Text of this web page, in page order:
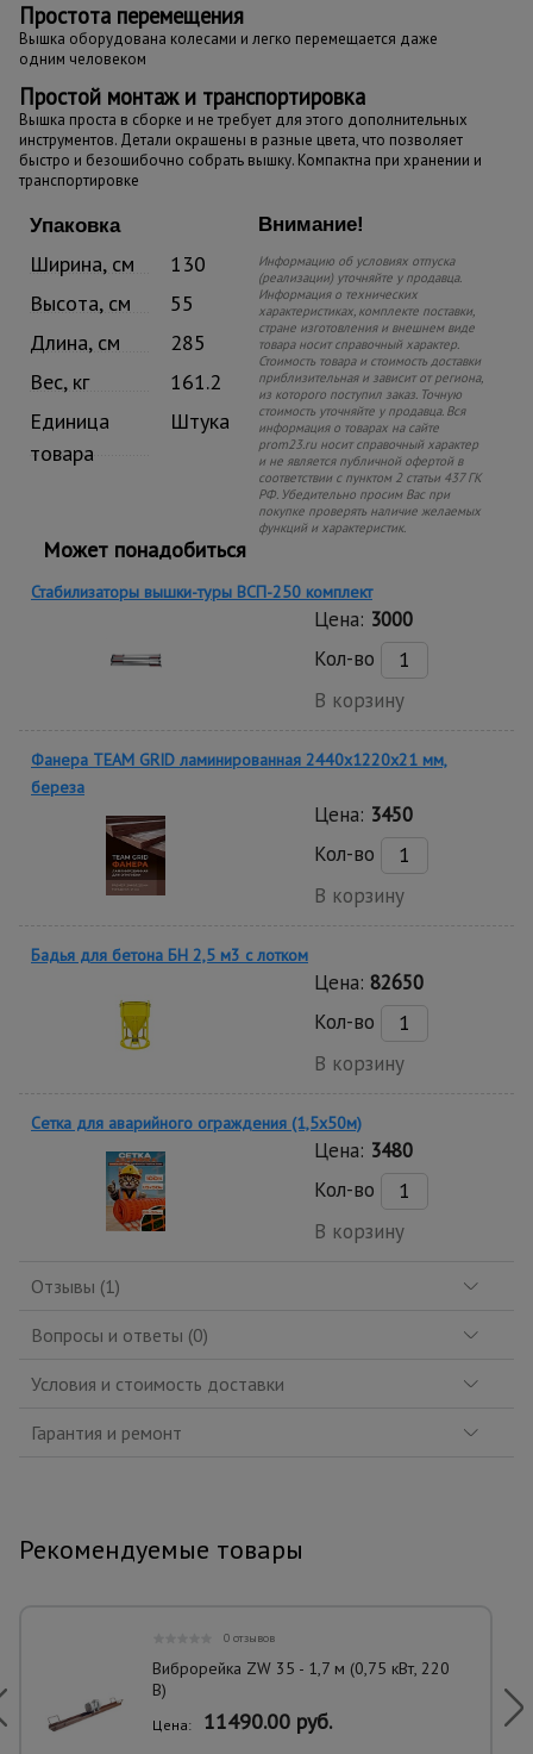
Простота перемещения
Вышка оборудована колесами и легко перемещается даже
одним человеком
Простой монтаж и транспортировка
Вышка проста в сборке и не требует для этого дополнительных
инструментов. Детали окрашены в разные цвета, что позволяет
быстро и безошибочно собрать вышку. Компактна при хранении и
транспортировке
Упаковка
Ширина, см
130
Высота, см
55
Длина, см
285
Вес, кг
161.2
Единица
товара
Штука
Внимание!
Информацию об условиях отпуска
(реализации) уточняйте у продавца.
Информация о технических
характеристиках, комплекте поставки,
стране изготовления и внешнем виде
товара носит справочный характер.
Стоимость товара и стоимость доставки
приблизительная и зависит от региона,
из которого поступил заказ. Точную
стоимость уточняйте у продавца. Вся
информация о товарах на сайте
prom23.ru носит справочный характер
и не является публичной офертой в
соответствии с пунктом 2 статьи 437 ГК
РФ. Убедительно просим Вас при
покупке проверять наличие желаемых
функций и характеристик.
Может понадобиться
Стабилизаторы вышки-туры ВСП-250 комплект
Цена: 3000
Кол-во
В корзину
Фанера TEAM GRID ламинированная 2440х1220х21 мм,
береза
Цена: 3450
Кол-во
В корзину
Бадья для бетона БН 2,5 м3 с лотком
Цена: 82650
Кол-во
В корзину
Сетка для аварийного ограждения (1,5х50м)
Цена: 3480
Кол-во
В корзину
Отзывы (1)
Вопросы и ответы (0)
Условия и стоимость доставки
Гарантия и ремонт
Рекомендуемые товары
0 отзывов
Виброрейка ZW 35 - 1,7 м (0,75 кВт, 220
В)
Цена: 11490.00 руб.